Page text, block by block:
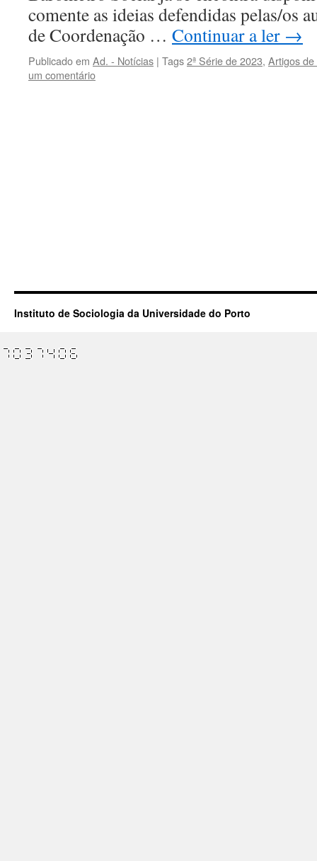
comente as ideias defendidas pelas/os
de Coordenação … Continuar a ler →
Publicado em Ad. - Notícias | Tags2ª Série de 2023, Artigos
um comentário
Instituto de Sociologia da Universidade do Porto